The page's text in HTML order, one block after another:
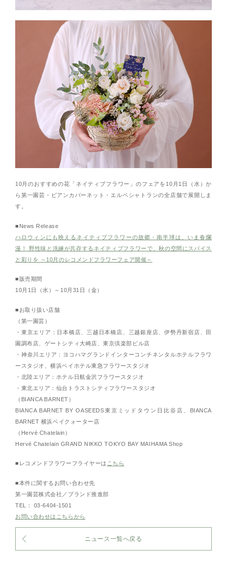
10月のおすすめの花「ネイティブフラワー」のフェアを10月1日（水）か
ら第一園芸・ビアンカバーネット・エルベシャトランの全店舗で展開しま
す。
■News Release
ハロウィンにも映えるネイティブフラワーの故郷・南半球は、いま春爛
漫！ 野性味と洗練が共存するネイティブフラワーで、秋の空間にスパイス
と彩りを ～10月のレコメンドフラワーフェア開催～
■販売期間
10月1日（水）～10月31日（金）
■お取り扱い店舗
（第一園芸）
・東京エリア：日本橋店、三越日本橋店、三越銀座店、伊勢丹新宿店、田
園調布店、ゲートシティ大崎店、東京倶楽部ビル店
・神奈川エリア：ヨコハマグランドインターコンチネンタルホテルフラワ
ースタジオ、横浜ベイホテル東急フラワースタジオ
・北陸エリア：ホテル日航金沢フラワースタジオ
・東北エリア：仙台トラストシティフラワースタジオ
（BIANCA BARNET）
BIANCA BARNET BY OASEEDS東京ミッドタウン日比谷店、BIANCA
BARNET 横浜ベイクォーター店
（Hervé Chatelain）
Hervé Chatelain GRAND NIKKO TOKYO BAY MAIHAMA Shop
■レコメンドフラワーフライヤーは こちら
■本件に関するお問い合わせ先
第一園芸株式会社／ブランド推進部
TEL： 03-6404-1501
お問い合わせはこちらから
ニュース一覧へ戻る